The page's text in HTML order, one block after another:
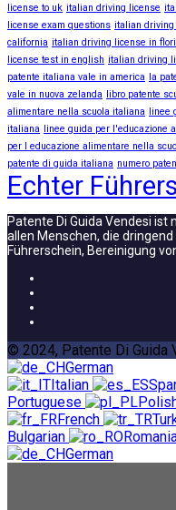
license to uk italian driving license
license exam questions italian
california italian driving license in
license test in english italian driving
patente italiana vale in america
la
vale in nuova zelanda
libro patente
alimentare nella scuola italiana
linee
italiana
linee guida per l'educazione
per l educazione alimentare nella
patente di guida italiana numero
Echter
Patente Di Guida Vendesi
allen Menschen, die
Führerschein, Bereinigung
© 2024, Patente Di Guida
German
Italian
Portuguese
French
Bulgarian
German